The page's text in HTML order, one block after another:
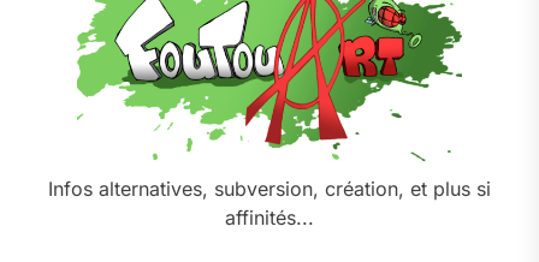
Infos alternatives, subversion, création, et plus si
affinités...